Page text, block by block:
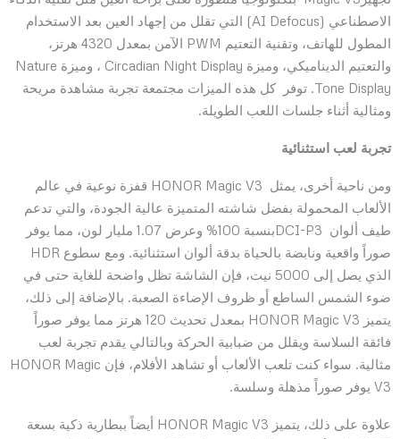
الاصطناعي (AI Defocus) التي تقلل من إجهاد العين بعد الاستخدام
المطول للهاتف، وتقنية التعتيم PWM الآمن بمعدل 4320 هرتز،
والتعتيم الديناميكي، وميزة Circadian Night Display ، وميزة Nature
Tone Display. توفر كل هذه الميزات مجتمعة تجربة مشاهدة مريحة
ومثالية أثناء جلسات اللعب الطويلة.
تجربة لعب استثنائية
ومن ناحية أخرى، يمثل HONOR Magic V3 قفزة نوعية في عالم
الألعاب المحمولة بفضل شاشته المتميزة عالية الجودة، والتي تدعم
طيف ألوان DCI-P3بنسبة 100% وعرض 1.07 مليار لون، مما يوفر
صوراً واقعية ونابضة بالحياة بدقة ألوان استثنائية. ومع سطوع HDR
الذي يصل إلى 5000 نيت، فإن الشاشة تظل واضحة للغاية حتى في
ضوء الشمس الساطع أو ظروف الإضاءة الصعبة. بالإضافة إلى ذلك،
يتميز HONOR Magic V3 بمعدل تحديث 120 هرتز مما يوفر صوراً
فائقة السلاسة ويقلل من ضبابية الحركة وبالتالي يقدم تجربة لعب
مثالية. سواء كنت تلعب الألعاب أو تشاهد الأفلام، فإن HONOR Magic
V3 يوفر صوراً مذهلة وسلسة.
علاوة على ذلك، يتميز HONOR Magic V3 أيضاً ببطارية ذكية بسعة